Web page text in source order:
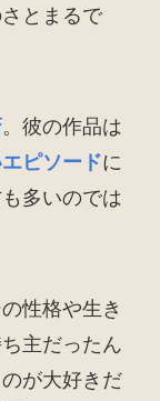
とまるで
。彼の作品は
ピソードに
多いのでは
性格や生き
主だったん
が大好きだ